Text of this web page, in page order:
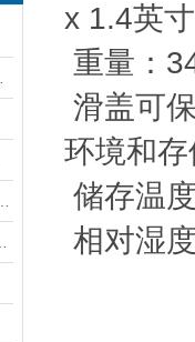
x 1.4英
重量：
滑盖可
环境和
储存温
相对湿